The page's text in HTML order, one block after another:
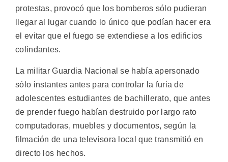
protestas, provocó que los bomberos sólo pudieran
llegar al lugar cuando lo único que podían hacer era
el evitar que el fuego se extendiese a los edificios
colindantes.
La militar Guardia Nacional se había apersonado
sólo instantes antes para controlar la furia de
adolescentes estudiantes de bachillerato, que antes
de prender fuego habían destruido por largo rato
computadoras, muebles y documentos, según la
filmación de una televisora local que transmitió en
directo los hechos.